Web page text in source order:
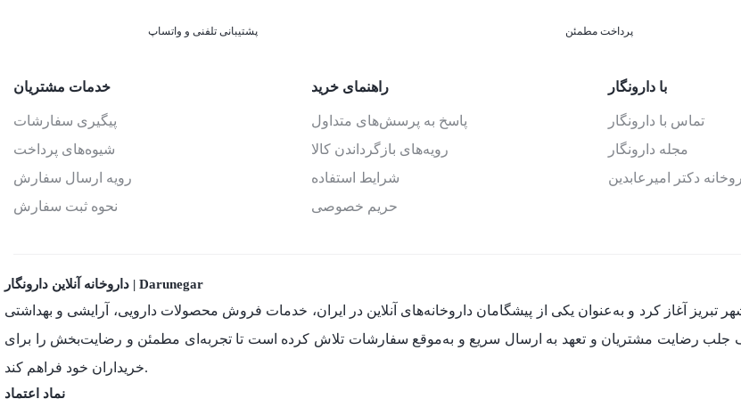
پشتیبانی تلفنی و واتساپ پرداخت مطمئن
خدمات مشتریان
پیگیری سفارشات
شیوه‌های پرداخت
رویه ارسال سفارش
نحوه ثبت سفارش
راهنمای خرید
پاسخ به پرسش‌های متداول
رویه‌های بازگرداندن کالا
شرایط استفاده
حریم خصوصی
با دارونگار
تماس با دارونگار
مجله دارونگار
دکتر امیرعابدین
داروخانه آنلاین دارونگار | Darunegar
خود را از سال 1398 در شهر تبریز آغاز کرد و به‌عنوان یکی از پیشگامان داروخانه‌های آنلاین در ایران، خدمات فروش محصولات دارویی، آرایشی و بهداشتی
جلب رضایت مشتریان و تعهد به ارسال سریع و به‌موقع سفارشات تلاش کرده است تا تجربه‌ای مطمئن و رضایت‌بخش را برای
خریداران خود فراهم کند.
نماد اعتماد